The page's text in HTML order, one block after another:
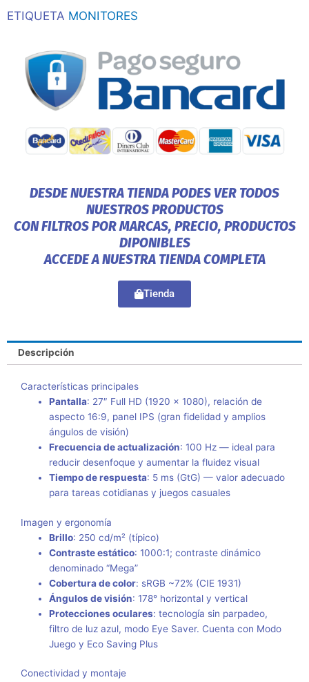
ETIQUETA MONITORES
DESDE NUESTRA TIENDA PODES VER TODOS
NUESTROS PRODUCTOS
CON FILTROS POR MARCAS, PRECIO, PRODUCTOS
DIPONIBLES
ACCEDE A NUESTRA TIENDA COMPLETA
Tienda
Descripción
Características principales
Pantalla: 27″ Full HD (1920 × 1080), relación de
aspecto 16:9, panel IPS (gran fidelidad y amplios
ángulos de visión)
Frecuencia de actualización: 100 Hz — ideal para
reducir desenfoque y aumentar la fluidez visual
Tiempo de respuesta: 5 ms (GtG) — valor adecuado
para tareas cotidianas y juegos casuales
Imagen y ergonomía
Brillo: 250 cd/m² (típico)
Contraste estático: 1000:1; contraste dinámico
denominado “Mega”
Cobertura de color: sRGB ~72% (CIE 1931)
Ángulos de visión: 178° horizontal y vertical
Protecciones oculares: tecnología sin parpadeo,
filtro de luz azul, modo Eye Saver. Cuenta con Modo
Juego y Eco Saving Plus
Conectividad y montaje